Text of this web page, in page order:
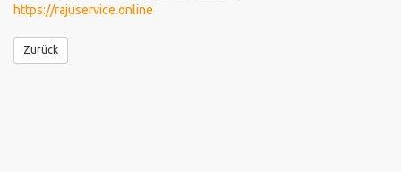
https://rajuservice.online
Zurück